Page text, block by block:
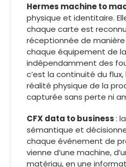
Hermes machine to
physique et identitaire.
chaque carte est
réceptionnée de
chaque équipement de
indépendamment des
c’est la continuité du
réalité physique de la
capturée sans perte ni
CFX data to business:
sémantique et
chaque événement de
vienne d’une machine,
matériau, en une